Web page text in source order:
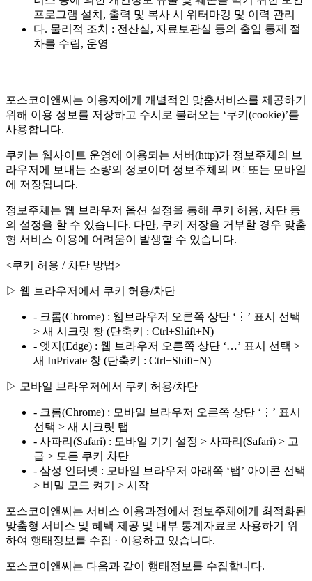
프로그램 설치, 출력 및 복사 시 워터마킹 및 이력 관리
다. 물리적 조치 : 전산실, 자료보관실 등의 출입 통제 절
차를 수립, 운영
포스코이앤씨는 이용자에게 개별적인 맞춤서비스를 제공하기
위해 이용 정보를 저장하고 수시로 불러오는 ‘쿠키(cookie)’를
사용합니다.
쿠키는 웹사이트 운영에 이용되는 서버(http)가 정보주체의 브
라우저에 보내는 소량의 정보이며 정보주체의 PC 또는 모바일
에 저장됩니다.
정보주체는 웹 브라우저 옵션 설정을 통해 쿠키 허용, 차단 등
의 설정을 할 수 있습니다. 다만, 쿠키 저장을 거부할 경우 맞춤
형 서비스 이용에 어려움이 발생할 수 있습니다.
<쿠키 허용 / 차단 방법>
▷ 웹 브라우저에서 쿠키 허용/차단
- 크롬(Chrome) : 웹브라우저 오른쪽 상단 ‘⋮’ 표시 선택
> 새 시크릿 창 (단축키 : Ctrl+Shift+N)
- 엣지(Edge) : 웹 브라우저 오른쪽 상단 ‘…’ 표시 선택 >
새 InPrivate 창 (단축키 : Ctrl+Shift+N)
▷ 모바일 브라우저에서 쿠키 허용/차단
- 크롬(Chrome) : 모바일 브라우저 오른쪽 상단 ‘⋮’ 표시
선택 > 새 시크릿 탭
- 사파리(Safari) : 모바일 기기 설정 > 사파리(Safari) > 고
급 > 모든 쿠키 차단
- 삼성 인터넷 : 모바일 브라우저 아래쪽 ‘탭’ 아이콘 선택
> 비밀 모드 켜기 > 시작
포스코이앤씨는 서비스 이용과정에서 정보주체에게 최적화된
맞춤형 서비스 및 혜택 제공 및 내부 통계자료로 사용하기 위
하여 행태정보를 수집 · 이용하고 있습니다.
포스코이앤씨는 다음과 같이 행태정보를 수집합니다.